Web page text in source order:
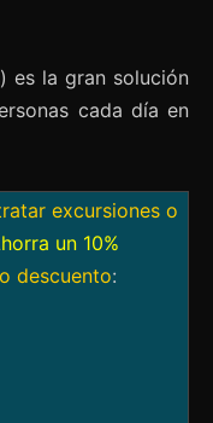
es la gran solución
cada día en
excursiones o
un 10%
descuento: